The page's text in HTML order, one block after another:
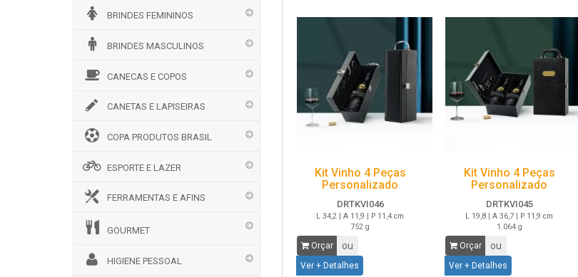
BRINDES FEMININOS
BRINDES MASCULINOS
CANECAS E COPOS
CANETAS E LAPISEIRAS
COPA PRODUTOS BRASIL
ESPORTE E LAZER
FERRAMENTAS E AFINS
GOURMET
HIGIENE PESSOAL
Kit Vinho 4 Peças
Personalizado
DRTKVI046
L 34,2 | A 11,9 | P 11,4 cm
752 g
Orçar ou
Ver + Detalhes
Kit Vinho 4 Peças
Personalizado
DRTKVI045
L 19,8 | A 36,7 | P 11,9 cm
1.064 g
Orçar ou
Ver + Detalhes